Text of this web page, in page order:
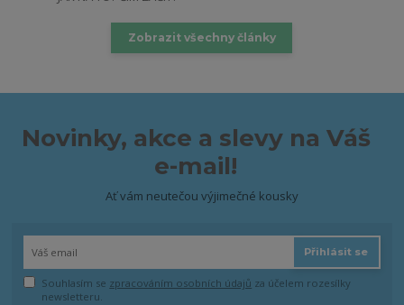
Zobrazit všechny články
Novinky, akce a slevy na Váš
e-mail!
Ať vám neutečou výjimečné kousky
Přihlásit se
Souhlasím se zpracováním osobních údajů za účelem rozesílky
newsletteru.